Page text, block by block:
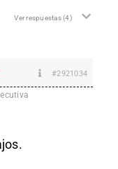
Ver respuestas(4)
#2921034